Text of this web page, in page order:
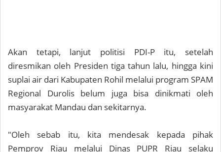
Akan tetapi, lanjut politisi PDI-P itu, setelah
diresmikan oleh Presiden tiga tahun lalu, hingga kini
suplai air dari Kabupaten Rohil melalui program SPAM
Regional Durolis belum juga bisa dinikmati oleh
masyarakat Mandau dan sekitarnya.
"Oleh sebab itu, kita mendesak kepada pihak
Pemprov Riau melalui Dinas PUPR Riau selaku